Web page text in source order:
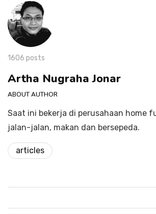
1606 posts
Artha Nugraha Jonar
ABOUT AUTHOR
Saat ini bekerja di perusahaan home
jalan-jalan, makan dan bersepeda.
articles